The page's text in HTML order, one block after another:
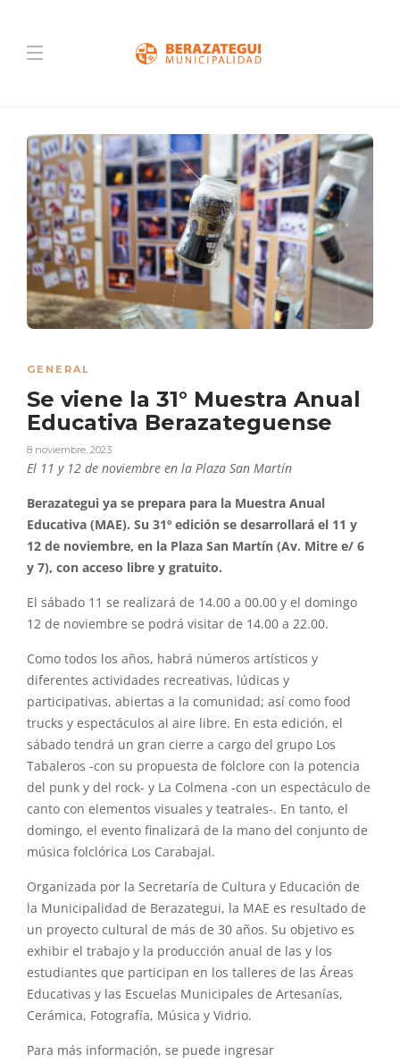
GENERAL
Se viene la 31° Muestra Anual
Educativa Berazateguense
8 noviembre, 2023
El 11 y 12 de noviembre en la Plaza San Martín
Berazategui ya se prepara para la Muestra Anual
Educativa (MAE). Su 31º edición se desarrollará el 11 y
12 de noviembre, en la Plaza San Martín (Av. Mitre e/ 6
y 7), con acceso libre y gratuito.
El sábado 11 se realizará de 14.00 a 00.00 y el domingo
12 de noviembre se podrá visitar de 14.00 a 22.00.
Como todos los años, habrá números artísticos y
diferentes actividades recreativas, lúdicas y
participativas, abiertas a la comunidad; así como food
trucks y espectáculos al aire libre. En esta edición, el
sábado tendrá un gran cierre a cargo del grupo Los
Tabaleros -con su propuesta de folclore con la potencia
del punk y del rock- y La Colmena -con un espectáculo de
canto con elementos visuales y teatrales-. En tanto, el
domingo, el evento finalizará de la mano del conjunto de
música folclórica Los Carabajal.
Organizada por la Secretaría de Cultura y Educación de
la Municipalidad de Berazategui, la MAE es resultado de
un proyecto cultural de más de 30 años. Su objetivo es
exhibir el trabajo y la producción anual de las y los
estudiantes que participan en los talleres de las Áreas
Educativas y las Escuelas Municipales de Artesanías,
Cerámica, Fotografía, Música y Vidrio.
Para más información, se puede ingresar